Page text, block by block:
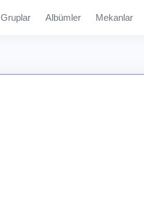
Gruplar Albümler Mekanlar